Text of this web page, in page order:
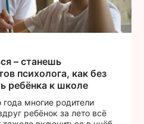
– станешь
психолога, как без
ребёнка к школе
многие родители
ребёнок за лето всё